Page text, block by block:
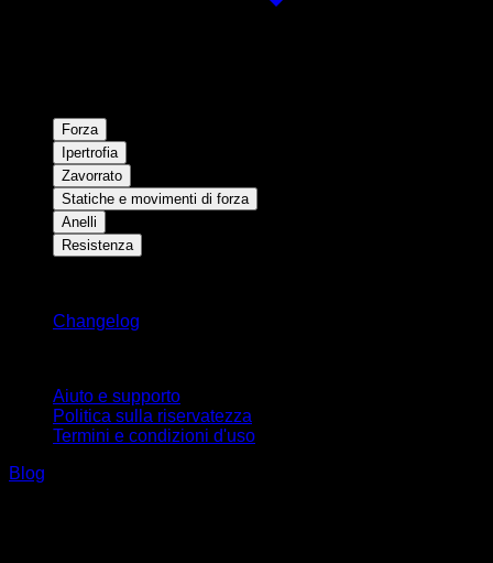
Forza
Ipertrofia
Zavorrato
Statiche e movimenti di forza
Anelli
Resistenza
Changelog
Aiuto e supporto
Politica sulla riservatezza
Termini e condizioni d'uso
Blog